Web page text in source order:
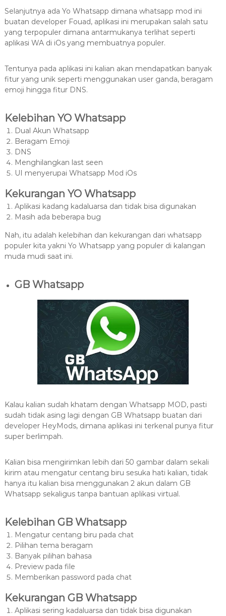
Selanjutnya ada Yo Whatsapp dimana whatsapp mod ini
buatan developer Fouad, aplikasi ini merupakan salah satu
yang terpopuler dimana antarmukanya terlihat seperti
aplikasi WA di iOs yang membuatnya populer.
Tentunya pada aplikasi ini kalian akan mendapatkan banyak
fitur yang unik seperti menggunakan user ganda, beragam
emoji hingga fitur DNS.
Kelebihan YO Whatsapp
Dual Akun Whatsapp
Beragam Emoji
DNS
Menghilangkan last seen
UI menyerupai Whatsapp Mod iOs
Kekurangan YO Whatsapp
Aplikasi kadang kadaluarsa dan tidak bisa digunakan
Masih ada beberapa bug
Nah, itu adalah kelebihan dan kekurangan dari whatsapp
populer kita yakni Yo Whatsapp yang populer di kalangan
muda mudi saat ini.
GB Whatsapp
Kalau kalian sudah khatam dengan Whatsapp MOD, pasti
sudah tidak asing lagi dengan GB Whatsapp buatan dari
developer HeyMods, dimana aplikasi ini terkenal punya fitur
super berlimpah.
Kalian bisa mengirimkan lebih dari 50 gambar dalam sekali
kirim atau mengatur centang biru sesuka hati kalian, tidak
hanya itu kalian bisa menggunakan 2 akun dalam GB
Whatsapp sekaligus tanpa bantuan aplikasi virtual.
Kelebihan GB Whatsapp
Mengatur centang biru pada chat
Pilihan tema beragam
Banyak pilihan bahasa
Preview pada file
Memberikan password pada chat
Kekurangan GB Whatsapp
Aplikasi sering kadaluarsa dan tidak bisa digunakan